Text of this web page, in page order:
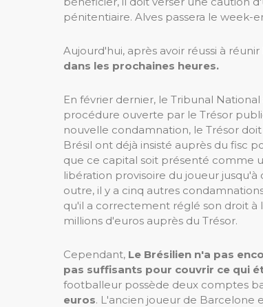
pénitentiaire. Alves passera le week-
Aujourd'hui, après avoir réussi à
dans les prochaines heures.
En février dernier, le Tribunal
procédure ouverte par le Trésor
nouvelle condamnation, le Trésor
Brésil ont déjà insisté auprès du fisc
que ce capital soit présenté comme
libération provisoire du joueur
outre, il y a cinq autres
qu'il a correctement réglé son droit à
millions d'euros auprès du Trésor.
Cependant, Le Brésilien n'a pas
pas suffisants pour couvrir ce qui
footballeur possède deux comptes
euros. L'ancien joueur de Barcelone